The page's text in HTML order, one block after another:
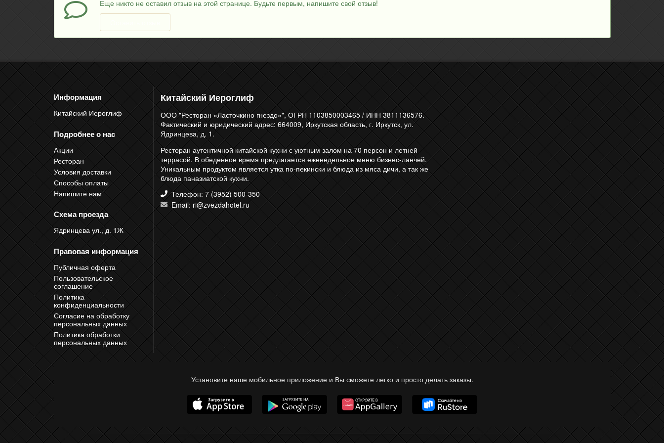
Еще никто не оставил отзыв на этой странице. Будьте первым, напишите свой отзыв!
Информация
Китайский Иероглиф
Подробнее о нас
Акции
Ресторан
Условия доставки
Способы оплаты
Напишите нам
Схема проезда
Ядринцева ул., д. 1Ж
Правовая информация
Публичная оферта
Пользовательское
соглашение
Политика
конфиденциальности
Согласие на обработку
персональных данных
Политика обработки
персональных данных
Китайский Иероглиф
ООО "Ресторан «Ласточкино гнездо»", ОГРН 1103850003465 / ИНН 3811136576.
Фактический и юридический адрес: 664009, Иркутская область, г. Иркутск, ул.
Ядринцева, д. 1.
Ресторан аутентичной китайской кухни с уютным залом на 70 персон и летней
террасой. В обеденное время предлагается еженедельное меню бизнес-ланчей.
Уникальным продуктом является утка по-пекински и блюда из мяса дичи, а так же
блюда паназиатской кухни.
Телефон: 7 (3952) 500-350
Email: ri@zvezdahotel.ru
Установите наше мобильное приложение и Вы сможете легко и просто делать заказы.